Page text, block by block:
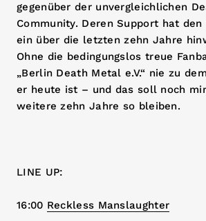
gegenüber der unvergleichlichen
Community. Deren Support hat den
ein über die letzten zehn Jahre
Ohne die bedingungslos treue
„Berlin Death Metal e.V.“ nie zu
er heute ist – und das soll noch
weitere zehn Jahre so bleiben.
LINE UP:
16:00 Reckless Manslaughter